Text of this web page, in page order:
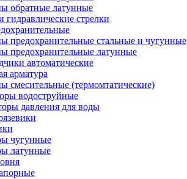
обратные латунные
гидравлические стрелки
предохранительные стальные и чугунные
предохранительные латунные
автоматические
арматура
смесительные (термомтатические)
водоструйные
давления для воды
чугунные
латунные